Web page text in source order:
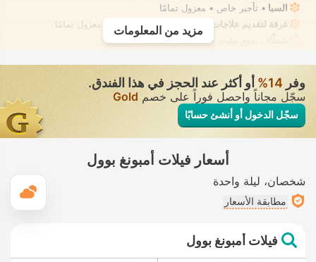
السبا • تأجير خاص • معزول تمامًا
غرفة لتقديم علاجات السبا، تدليك • تأجير خاص • معزول تمامًا
• في جميع الغرف
مزيد من المعلومات
وفر 14‏% أو أكثر عند الحجز في هذا الفندق.
سجّل مجاناً واحصل فوراً على خصم Gold
سجّل الدخول أو أنشئ حسابًا
أسعار فيلات أمبونغ بوول
شخصان ليلة واحدة
مطابقة الأسعار
فيلات أمبونغ بوول